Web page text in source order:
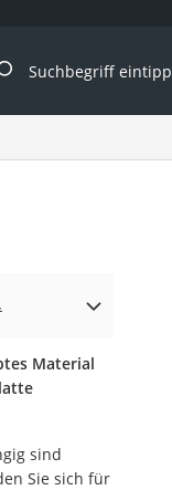
Material
sind
Sie sich für